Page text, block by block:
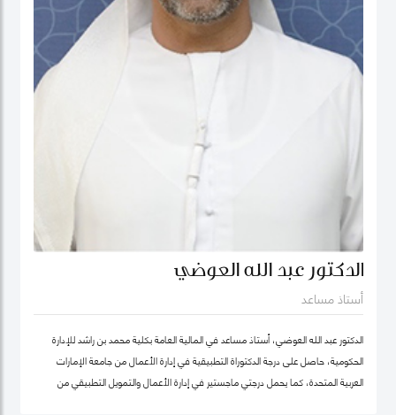
الدكتور عبد الله العوضي
أستاذ مساعد
الدكتور عبد الله العوضي، أستاذ مساعد في المالية العامة بكلية محمد بن راشد للإدارة
الحكومية، حاصل على درجة الدكتوراة التطبيقية في إدارة الأعمال من جامعة الإمارات
العربية المتحدة، كما يحمل درجتي ماجستير في إدارة الأعمال والتمويل التطبيقي من